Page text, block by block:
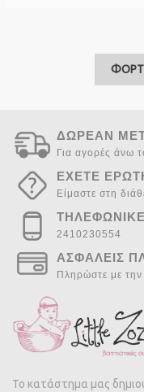
ΔΩΡΕΑΝ
Για αγορές άνω
ΕΧΕΤΕ
Είμαστε στη
2410230554
ΑΣΦΑΛΕΙΣ
Πληρώστε με
Το κατάστημα μας